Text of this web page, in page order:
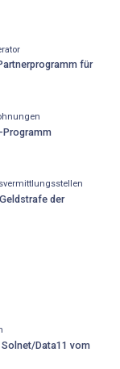
für
der
Data11 vom